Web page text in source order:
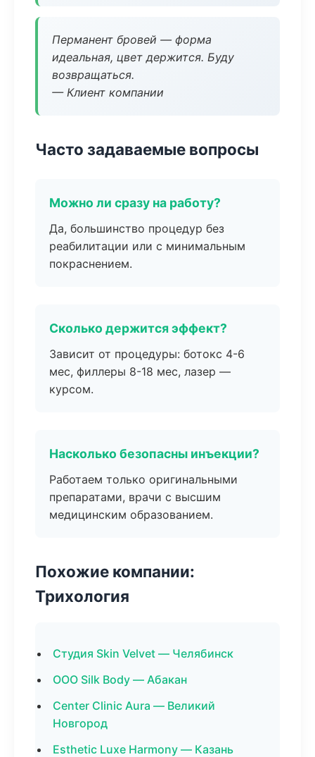
Перманент бровей — форма
идеальная, цвет держится. Буду
возвращаться.
— Клиент компании
Часто задаваемые вопросы
Можно ли сразу на работу?
Да, большинство процедур без
реабилитации или с минимальным
покраснением.
Сколько держится эффект?
Зависит от процедуры: ботокс 4-6
мес, филлеры 8-18 мес, лазер —
курсом.
Насколько безопасны инъекции?
Работаем только оригинальными
препаратами, врачи с высшим
медицинским образованием.
Похожие компании:
Трихология
Студия Skin Velvet — Челябинск
ООО Silk Body — Абакан
Center Clinic Aura — Великий
Новгород
Esthetic Luxe Harmony — Казань